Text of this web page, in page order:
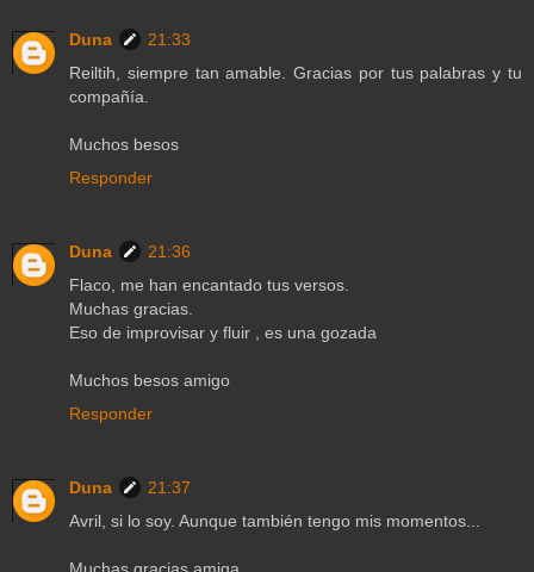
Duna
21:33
Reiltih, siempre tan amable. Gracias por tus palabras y tu
compañía.
Muchos besos
Responder
Duna
21:36
Flaco, me han encantado tus versos.
Muchas gracias.
Eso de improvisar y fluir , es una gozada
Muchos besos amigo
Responder
Duna
21:37
Avril, si lo soy. Aunque también tengo mis momentos...